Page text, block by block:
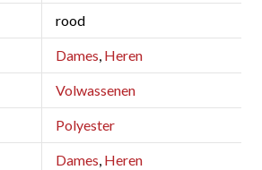
rood
Dames, Heren
Volwassenen
Polyester
Dames, Heren